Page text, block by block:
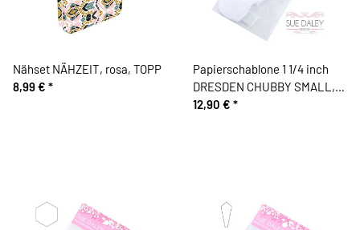
Nähset NÄHZEIT, rosa, TOPP
8,99 € *
Papierschablone 1 1/4 inch
DRESDEN CHUBBY SMALL,
English Paper Piecing, 100
12,90 € *